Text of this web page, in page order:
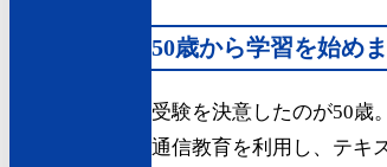
50歳から学習を始め
受験を決意したのが50歳
通信教育を利用し、テキ